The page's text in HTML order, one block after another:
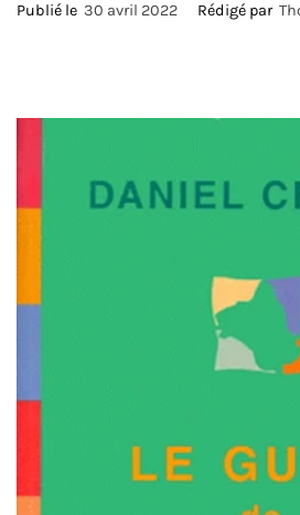
Publié le 30 avril 2022 Rédigé par